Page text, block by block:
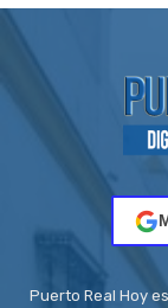
Puerto Real Hoy